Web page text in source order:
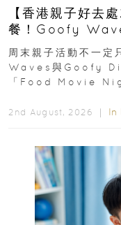
【香港親子好去
餐！Goofy
外影院逢週末登場
周末親子活動不一
Waves與Goofy
「Food Movie
2nd August, 2026 ｜ In